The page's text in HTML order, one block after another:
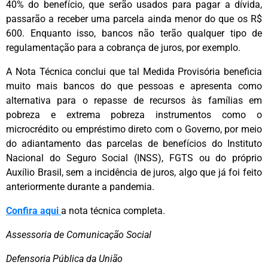
40% do benefício, que serão usados para pagar a dívida,
passarão a receber uma parcela ainda menor do que os R$
600. Enquanto isso, bancos não terão qualquer tipo de
regulamentação para a cobrança de juros, por exemplo.
A Nota Técnica conclui que tal Medida Provisória beneficia
muito mais bancos do que pessoas e apresenta como
alternativa para o repasse de recursos às famílias em
pobreza e extrema pobreza instrumentos como o
microcrédito ou empréstimo direto com o Governo, por meio
do adiantamento das parcelas de benefícios do Instituto
Nacional do Seguro Social (INSS), FGTS ou do próprio
Auxílio Brasil, sem a incidência de juros, algo que já foi feito
anteriormente durante a pandemia.
Confira aqui a nota técnica completa.
Assessoria de Comunicação Social
Defensoria Pública da União